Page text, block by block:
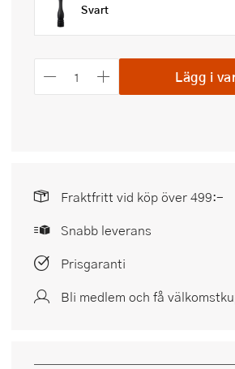
Svart
Lägg i
Fraktfritt vid köp över 499:-
Snabb leverans
Prisgaranti
Bli medlem och få